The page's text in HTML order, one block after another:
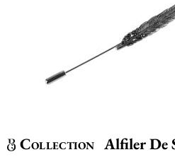
Collection Alfiler De